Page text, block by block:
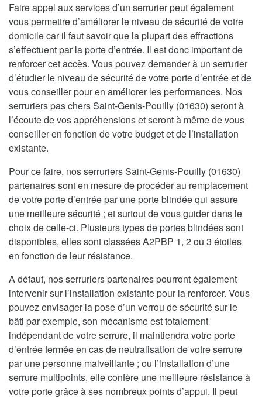
Faire appel aux services d’un serrurier peut également
vous permettre d’améliorer le niveau de sécurité de votre
domicile car il faut savoir que la plupart des effractions
s’effectuent par la porte d’entrée. Il est donc important de
renforcer cet accès. Vous pouvez demander à un serrurier
d’étudier le niveau de sécurité de votre porte d’entrée et de
vous conseiller pour en améliorer les performances. Nos
serruriers pas chers Saint-Genis-Pouilly (01630) seront à
l’écoute de vos appréhensions et seront à même de vous
conseiller en fonction de votre budget et de l’installation
existante.
Pour ce faire, nos serruriers Saint-Genis-Pouilly (01630)
partenaires sont en mesure de procéder au remplacement
de votre porte d’entrée par une porte blindée qui assure
une meilleure sécurité ; et surtout de vous guider dans le
choix de celle-ci. Plusieurs types de portes blindées sont
disponibles, elles sont classées A2PBP 1, 2 ou 3 étoiles
en fonction de leur résistance.
A défaut, nos serruriers partenaires pourront également
intervenir sur l’installation existante pour la renforcer. Vous
pouvez envisager la pose d’un verrou de sécurité sur le
bâti par exemple, son mécanisme est totalement
indépendant de votre serrure, il maintiendra votre porte
d’entrée fermée en cas de neutralisation de votre serrure
par une personne malveillante ; ou l’installation d’une
serrure multipoints, elle confère une meilleure résistance à
votre porte grâce à ses nombreux points d’appui. Il peut